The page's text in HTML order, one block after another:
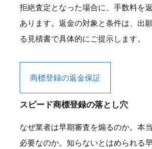
拒絶査定となった場合に、手数料を
あります。返金の対象と条件は、出
る見積書で具体的にご提示します。
商標登録の返金保証
スピード商標登録の落とし穴
なぜ業者は早期審査を煽るのか。本
必要なのか。知らないとはめられる